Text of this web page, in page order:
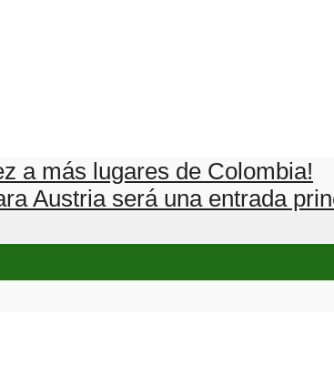
a más lugares de Colombia!
Austria será una entrada